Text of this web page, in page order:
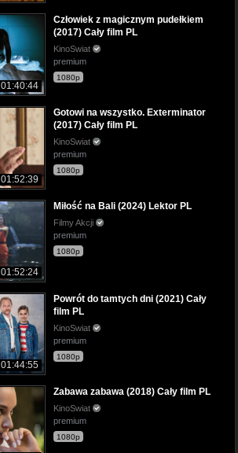
01:40:44
Człowiek z magicznym pudełkiem
(2017) Cały film PL
KinoSwiat
premium
1080p
01:52:39
Gotowi na wszystko. Exterminator
(2017) Cały film PL
KinoSwiat
premium
1080p
01:52:24
Miłość na Bali (2024) Lektor PL
Filmy Akcji
premium
1080p
01:44:55
Powrót do tamtych dni (2021) Cały
film PL
KinoSwiat
premium
1080p
Zabawa zabawa (2018) Cały film PL
KinoSwiat
premium
1080p